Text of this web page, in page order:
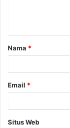
a
r
Nama *
Email *
Situs Web